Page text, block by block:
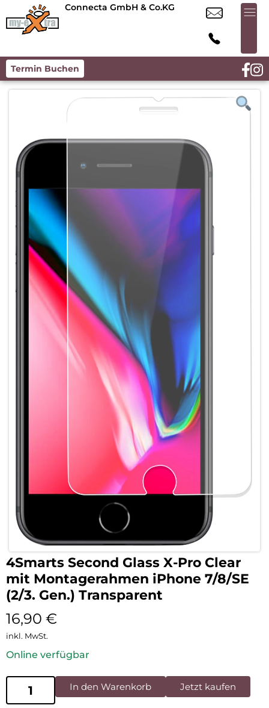
Connecta GmbH & Co.KG
Termin Buchen
4Smarts Second Glass X-Pro Clear
mit Montagerahmen iPhone 7/8/SE
(2/3. Gen.) Transparent
16,90 €
inkl. MwSt.
Online verfügbar
In den Warenkorb Jetzt kaufen